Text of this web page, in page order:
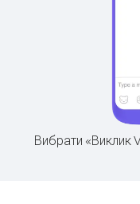
Вибрати «Виклик